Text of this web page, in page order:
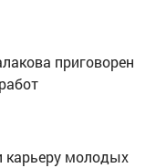
приговорен
карьеру молодых